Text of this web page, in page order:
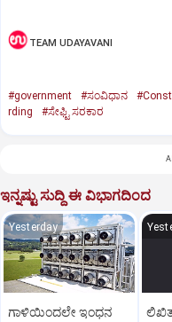
TEAM UDAYAVANI
#government #ಸಂವಿಧಾನ
rding
#ಸೇಫ್ಟಿ ಸರಕಾರ
ಇನ್ನಷ್ಟು ಸುದ್ದಿ ಈ ವಿಭಾಗದಿಂದ
Yesterday
ಗಾಳಿಯಿಂದಲೇ ಇಂಧನ